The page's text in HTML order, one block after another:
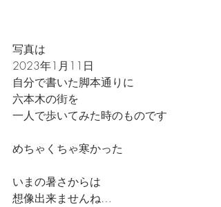
写真は
2023年1月11日
自分で書いた脚本通りに
六本木の街を
一人で歩いてみた時のものです
めちゃくちゃ寒かった
いまの暑さからは
想像出来ませんね…